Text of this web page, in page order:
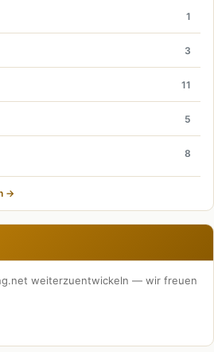
1
3
11
5
8
→
weiterzuentwickeln — wir freuen